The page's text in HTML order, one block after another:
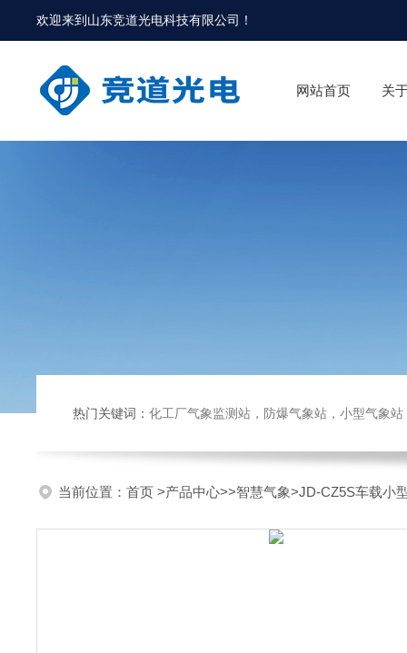
欢迎来到 山东竞道光电科技有限公司 ！
网站首页 关
热门关键词： 化工厂气象监测站，防爆气象站，小型气象站，化
当前位置： 首页 >产品中心>>智慧气象>JD-CZ5S车载小